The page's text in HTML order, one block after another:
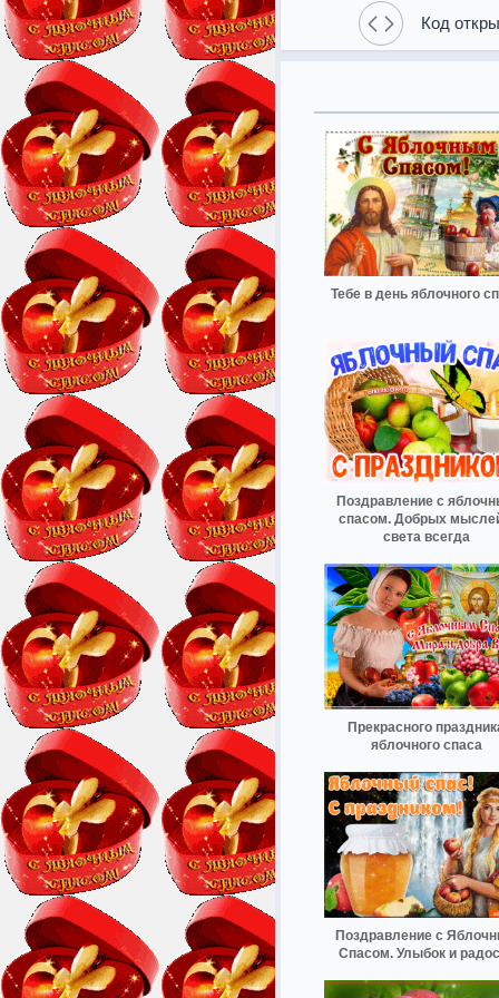
Код
Тебе в день яблочного
Поздравление с
спасом. Добрых
света всегда
Прекрасного
яблочного спаса
Поздравление с
Спасом. Улыбок и